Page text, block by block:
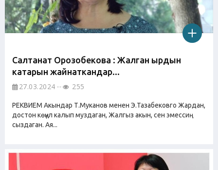
Салтанат Орозобекова : Жалган ырдын
катарын жайнаткандар...
27.03.2024 255
РЕКВИЕМ Акындар Т.Муканов менен Э.Тазабековго Жардан,
достон көңүл калып муздаган, Жалгыз акын, сен эмессиң
сыздаган. Ая...